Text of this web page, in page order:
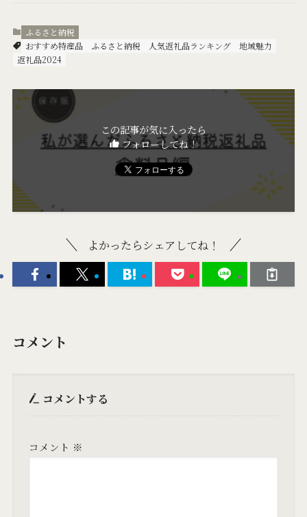
ふるさと納税
おすすめ特産品
ふるさと納税 人気返礼品ランキング
地域魅力
返礼品2024
この記事が気に入ったら
フォローしてね！
よかったらシェアしてね！
コメント
コメントする
コメント ※